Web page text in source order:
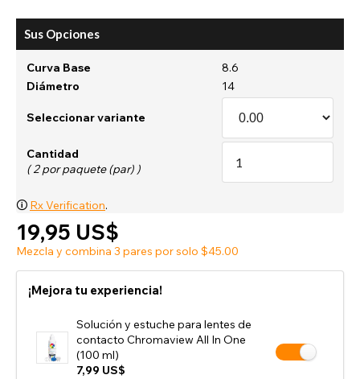
Sus Opciones
Curva Base
8.6
Diámetro
14
Seleccionar variante
Cantidad
( 2 por paquete (par) )
🛈 Rx Verification.
19,95 US$
Mezcla y combina 3 pares por solo $45.00
¡Mejora tu experiencia!
Solución y estuche para lentes de
contacto Chromaview All In One
(100 ml)
7,99 US$